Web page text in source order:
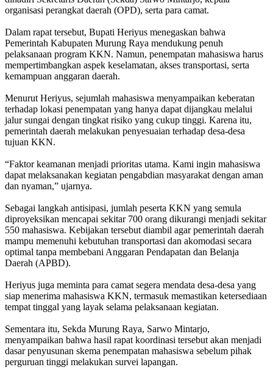
organisasi perangkat daerah (OPD), serta para camat.
Dalam rapat tersebut, Bupati Heriyus menegaskan bahwa
Pemerintah Kabupaten Murung Raya mendukung penuh
pelaksanaan program KKN. Namun, penempatan mahasiswa harus
mempertimbangkan aspek keselamatan, akses transportasi, serta
kemampuan anggaran daerah.
Menurut Heriyus, sejumlah mahasiswa menyampaikan keberatan
terhadap lokasi penempatan yang hanya dapat dijangkau melalui
jalur sungai dengan tingkat risiko yang cukup tinggi. Karena itu,
pemerintah daerah melakukan penyesuaian terhadap desa-desa
tujuan KKN.
“Faktor keamanan menjadi prioritas utama. Kami ingin mahasiswa
dapat melaksanakan kegiatan pengabdian masyarakat dengan aman
dan nyaman,” ujarnya.
Sebagai langkah antisipasi, jumlah peserta KKN yang semula
diproyeksikan mencapai sekitar 700 orang dikurangi menjadi sekitar
550 mahasiswa. Kebijakan tersebut diambil agar pemerintah daerah
mampu memenuhi kebutuhan transportasi dan akomodasi secara
optimal tanpa membebani Anggaran Pendapatan dan Belanja
Daerah (APBD).
Heriyus juga meminta para camat segera mendata desa-desa yang
siap menerima mahasiswa KKN, termasuk memastikan ketersediaan
tempat tinggal yang layak selama pelaksanaan kegiatan.
Sementara itu, Sekda Murung Raya, Sarwo Mintarjo,
menyampaikan bahwa hasil rapat koordinasi tersebut akan menjadi
dasar penyusunan skema penempatan mahasiswa sebelum pihak
perguruan tinggi melakukan survei lapangan.